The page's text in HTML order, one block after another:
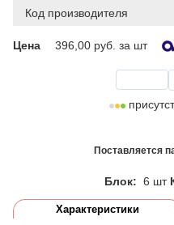
Код производителя
Цена 396,00 руб. за шт
Поставляется
Блок: 6 шт
Характеристики